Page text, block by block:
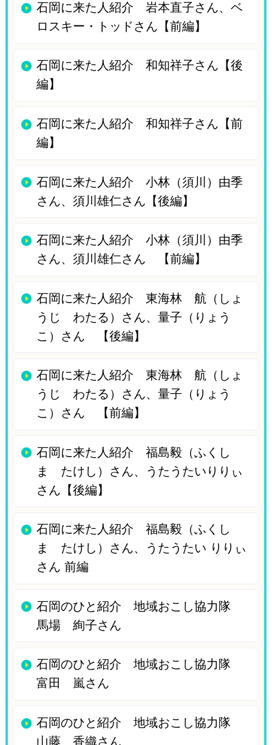
石岡に来た人紹介 岩本直子さん、ベ
ロスキー・トッドさん【前編】
石岡に来た人紹介 和知祥子さん【後
編】
石岡に来た人紹介 和知祥子さん【前
編】
石岡に来た人紹介 小林（須川）由季
さん、須川雄仁さん【後編】
石岡に来た人紹介 小林（須川）由季
さん、須川雄仁さん 【前編】
石岡に来た人紹介 東海林 航（しょ
うじ わたる）さん、量子（りょう
こ）さん 【後編】
石岡に来た人紹介 東海林 航（しょ
うじ わたる）さん、量子（りょう
こ）さん 【前編】
石岡に来た人紹介 福島毅（ふくし
ま たけし）さん、うたうたいりりぃ
さん【後編】
石岡に来た人紹介 福島毅（ふくし
ま たけし）さん、うたうたい りりぃ
さん 前編
石岡のひと紹介 地域おこし協力隊
馬場 絢子さん
石岡のひと紹介 地域おこし協力隊
富田 嵐さん
石岡のひと紹介 地域おこし協力隊
山藤 香織さん